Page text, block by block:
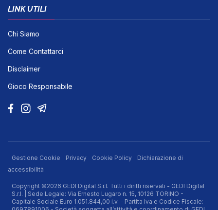
LINK UTILI
Chi Siamo
Come Contattarci
Disclaimer
Gioco Responsabile
Gestione Cookie Privacy Cookie Policy
Dichiarazione di
accessibilità
Copyright ©2026 GEDI Digital S.r.l. Tutti i diritti riservati - GEDI Digital
S.r.l. | Sede Legale: Via Ernesto Lugaro n. 15, 10126 TORINO -
Capitale Sociale Euro 1.051.844,00 i.v. - Partita Iva e Codice Fiscale: